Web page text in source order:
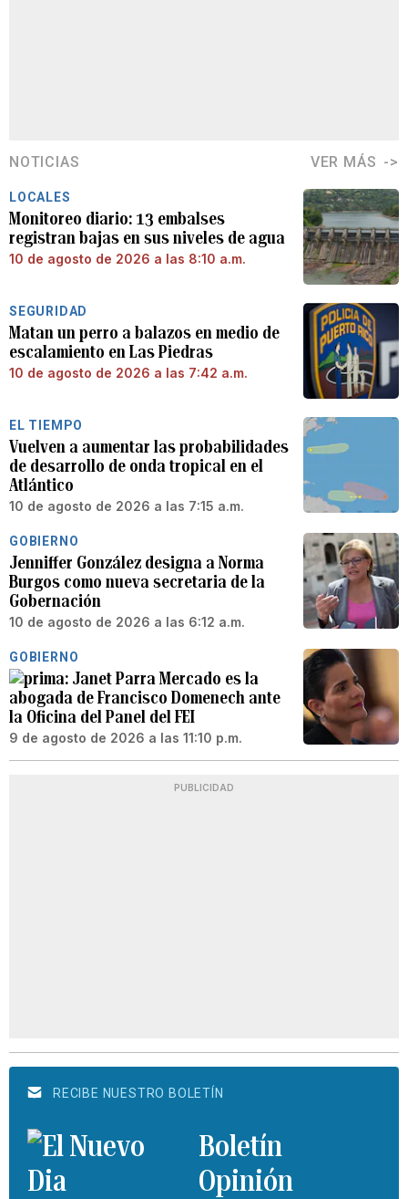
NOTICIAS VER MÁS
LOCALES
Monitoreo diario: 13 embalses
registran bajas en sus niveles de agua
10 de agosto de 2026 a las 8:10 a.m.
SEGURIDAD
Matan un perro a balazos en medio de
escalamiento en Las Piedras
10 de agosto de 2026 a las 7:42 a.m.
EL TIEMPO
Vuelven a aumentar las probabilidades
de desarrollo de onda tropical en el
Atlántico
10 de agosto de 2026 a las 7:15 a.m.
GOBIERNO
Jenniffer González designa a Norma
Burgos como nueva secretaria de la
Gobernación
10 de agosto de 2026 a las 6:12 a.m.
GOBIERNO
Janet Parra Mercado es la
abogada de Francisco Domenech ante
la Oficina del Panel del FEI
9 de agosto de 2026 a las 11:10 p.m.
PUBLICIDAD
RECIBE NUESTRO BOLETÍN
Boletín
Opinión